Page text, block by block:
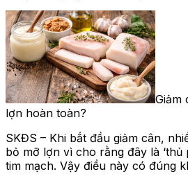
Giảm
lợn hoàn toàn?
SKĐS – Khi bắt đầu giảm cân,
bỏ mỡ lợn vì cho rằng đây là ‘thủ
tim mạch. Vậy điều này có đúng